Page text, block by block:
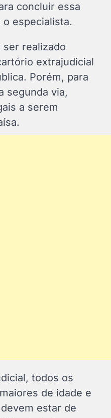
concluir essa
o especialista.
realizado
extrajudicial
Porém, para
segunda via,
a serem
todos os
de idade e
estar de